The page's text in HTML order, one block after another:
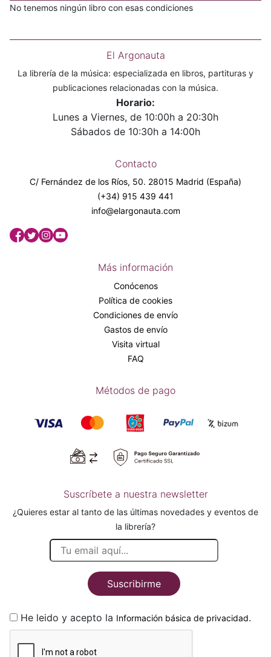
No tenemos ningún libro con esas condiciones
El Argonauta
La librería de la música: especializada en libros, partituras y
publicaciones relacionadas con la música.
Horario:
Lunes a Viernes, de 10:00h a 20:30h
Sábados de 10:30h a 14:00h
Contacto
C/ Fernández de los Ríos, 50. 28015 Madrid (España)
(+34) 915 439 441
info@elargonauta.com
Más información
Conócenos
Política de cookies
Condiciones de envío
Gastos de envío
Visita virtual
FAQ
Métodos de pago
Suscríbete a nuestra newsletter
¿Quieres estar al tanto de las últimas novedades y eventos de
la librería?
Suscribirme
He leido y acepto la Información básica de privacidad.